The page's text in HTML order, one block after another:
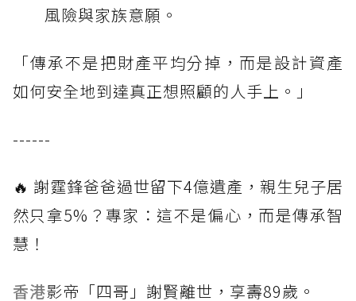
風險與家族意願。
「傳承不是把財產平均分掉，而是設計資產
如何安全地到達真正想照顧的人手上。」
------
🔥 謝霆鋒爸爸過世留下4億遺產，親生兒子居
然只拿5%？專家：這不是偏心，而是傳承智
慧！
香港影帝「四哥」謝賢離世，享壽89歲。